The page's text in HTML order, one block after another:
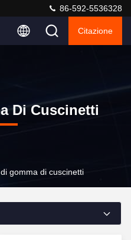
86-592-5536328
Citazione
Di Cuscinetti
gomma di cuscinetti